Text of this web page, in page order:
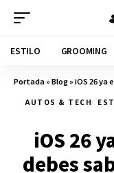
ESTILO GROOMING
Portada»Blog»iOS 26 ya
AUTOS & TECH
iOS 26
debes